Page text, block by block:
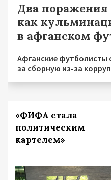
Два поражения
как
в афганском
Афганские футболисты
за сборную из-за
«ФИФА стала
политическим
картелем»